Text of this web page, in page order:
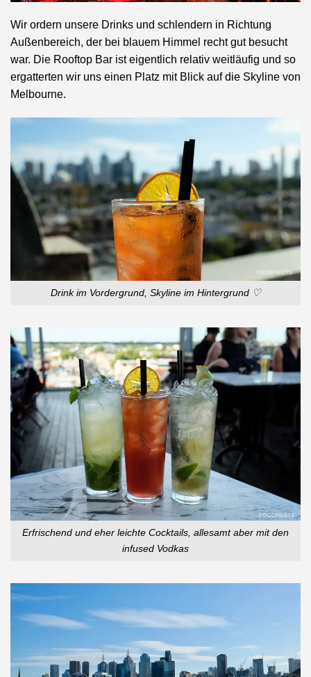
Wir ordern unsere Drinks und schlendern in Richtung
Außenbereich, der bei blauem Himmel recht gut besucht
war. Die Rooftop Bar ist eigentlich relativ weitläufig und so
ergatterten wir uns einen Platz mit Blick auf die Skyline von
Melbourne.
Drink im Vordergrund, Skyline im Hintergrund ♡
Erfrischend und eher leichte Cocktails, allesamt aber mit den
infused Vodkas